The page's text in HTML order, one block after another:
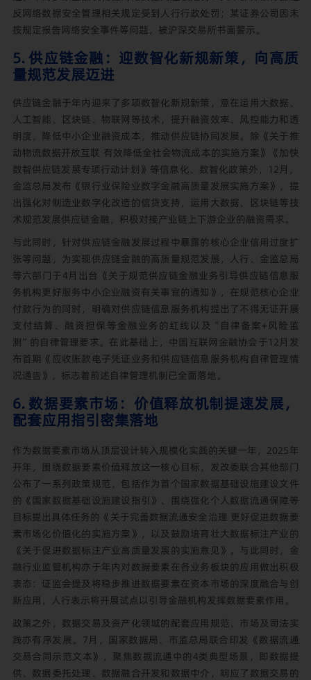
反网络数据安全管理相关规定受到人行行政处罚；某证券公司因未
按规定报告网络安全事件等问题，被沪深交易所书面警示。
5. 供应链金融：迎数智化新规新策，向高质
量规范发展迈进
供应链金融于年内迎来了多项数智化新规新策，意在运用大数据、
人工智能、区块链、物联网等技术，提升融资效率、风控能力和透
明度，降低中小企业融资成本，推动供应链协同发展。除《关于推
动物流数据开放互联 有效降低全社会物流成本的实施方案》《加快
数智供应链发展专项行动计划》等信息化、数智化政策外，12月，
金监总局发布《银行业保险业数字金融高质量发展实施方案》，提
出强化对制造业数字化改造的信贷支持，运用大数据、区块链等技
术规范发展供应链金融，积极对接产业链上下游企业的融资需求。
与此同时，针对供应链金融发展过程中暴露的核心企业信用过度扩
张等问题，为实现供应链金融的高质量规范发展，人行、金监总局
等六部门于4月出台《关于规范供应链金融业务引导供应链信息服
务机构更好服务中小企业融资有关事宜的通知》，在规范核心企业
付款行为的同时，明确对供应链信息服务机构提出了不得无证开展
支付结算、融资担保等金融业务的红线以及“自律备案+风险监
测”的自律管理要求。在此基础上，中国互联网金融协会于12月发
布首期《应收账款电子凭证业务和供应链信息服务机构自律管理情
况通告》，标志着前述自律管理机制已全面落地。
6. 数据要素市场：价值释放机制提速发展，
配套应用指引密集落地
作为数据要素市场从顶层设计转入规模化实践的关键一年，2025年
开年，围绕数据要素价值释放这一核心目标，发改委联合其他部门
公布了一系列政策规范，包括作为首个国家数据基础设施建设文件
的《国家数据基础设施建设指引》、围绕强化个人数据流通保障等
目标提出具体任务的《关于完善数据流通安全治理 更好促进数据要
素市场化价值化的实施方案》，以及鼓励培育壮大数据标注产业的
《关于促进数据标注产业高质量发展的实施意见》。与此同时，金
融行业监管机构亦于年内对数据要素在各业务板块的应用做出积极
表态：证监会提及将稳步推进数据要素在资本市场的深度融合与创
新应用，人行表示将开展试点以引导金融机构发挥数据要素作用。
政策之外，数据交易及资产化领域的配套应用规范、市场及司法实
践亦有序发展。7月，国家数据局、市监总局联合印发《数据流通
交易合同示范文本》，聚焦数据流通中的4类典型场景，即数据提
供、数据委托处理、数据融合开发和数据中介，响应了数据交易的